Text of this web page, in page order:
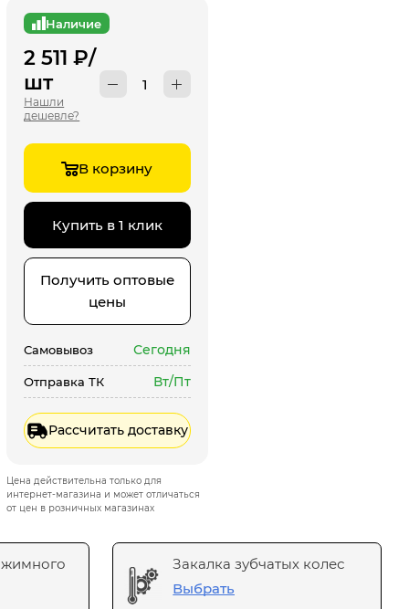
Наличие
2 511 ₽/
шт
Нашли
дешевле?
В корзину
Купить в 1 клик
Получить оптовые
цены
Самовывоз Сегодня
Отправка ТК Вт/Пт
Рассчитать доставку
Цена действительна только для
интернет-магазина и может отличаться
от цен в розничных магазинах
Закалка зубчатых колес
Выбрать